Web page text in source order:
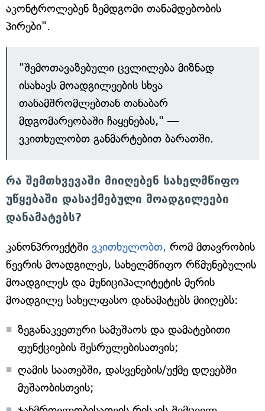
აკონტროლებენ ზემდგომი თანამდებობის
პირები".
"შემოთავაზებული ცვლილება მიზნად
ისახავს მოადგილეების სხვა
თანამშრომლებთან თანაბარ
მდგომარეობაში ჩაყენებას," —
ვკითხულობთ განმარტებით ბარათში.
რა შემთხვევაში მიიღებენ სახელმწიფო
უწყებაში დასაქმებული მოადგილეები
დანამატებს?
კანონპროექტში ვკითხულობთ, რომ მთავრობის
წევრის მოადგილეს, სახელმწიფო რწმუნებულის
მოადგილეს და მუნიციპალიტეტის მერის
მოადგილე სახელფასო დანამატებს მიიღებს:
ზეგანაკვეთური სამუშაოს და დამატებითი
ფუნქციების შესრულებისათვის;
ღამის საათებში, დასვენების/უქმე დღეებში
მუშაობისთვის;